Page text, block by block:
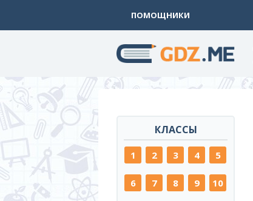
ПОМОЩНИКИ
КЛАССЫ
1 2 3 4 5
6 7 8 9 10